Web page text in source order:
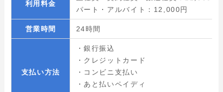
利用料金
パート・アルバイト：12,000円
営業時間 24時間
支払い方法
・銀行振込
・クレジットカード
・コンビニ支払い
・あと払いペイディ